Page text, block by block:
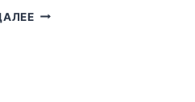
«ГРАЖДАНСТВО